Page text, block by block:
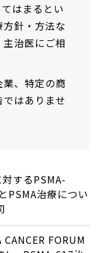
はまるとい
針・方法な
治医にご相
、特定の商
はありませ
するPSMA-
PSMA治療につい
CANCER FORUM